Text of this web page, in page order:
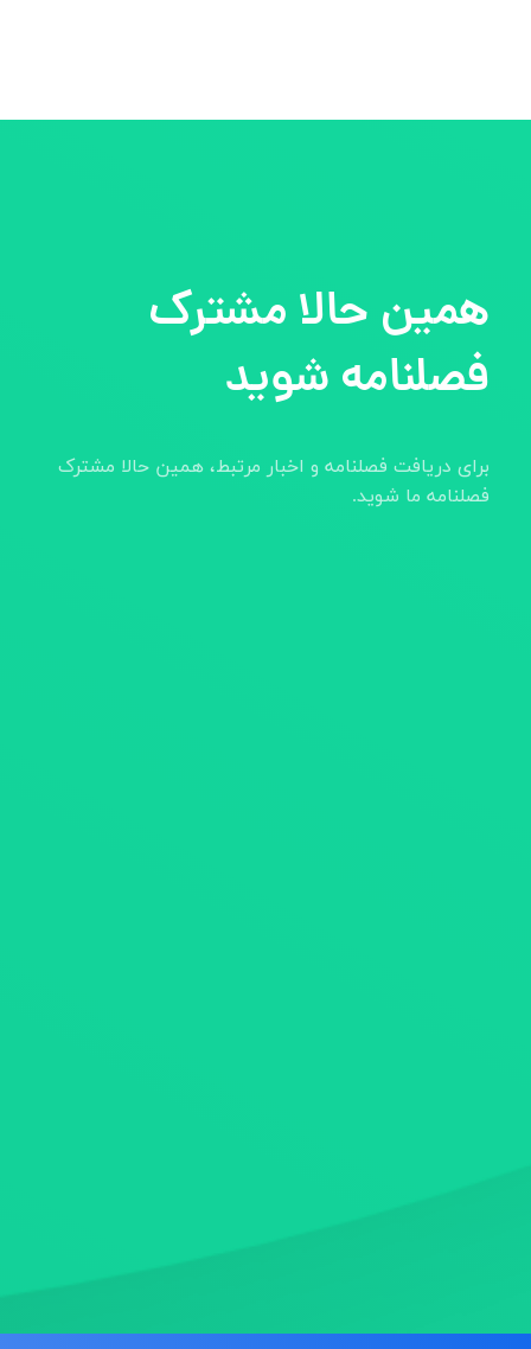
همین حالا مشترک
فصلنامه شوید
برای دریافت فصلنامه و اخبار مرتبط، همین حالا مشترک
فصلنامه ما شوید.